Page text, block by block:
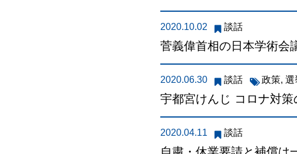
2020.10.02 談話
菅義偉首相の日本学術会
2020.06.30 談話 政策, 選
宇都宮けんじ コロナ対
2020.04.11 談話